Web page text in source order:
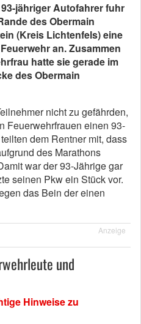
jähriger Autofahrer fuhr
des Obermain
(Kreis Lichtenfels) eine
an. Zusammen
hatte sie gerade im
des Obermain
nicht zu gefährden,
Feuerwehrfrauen einen 93-
dem Rentner mit, dass
des Marathons
war der 93-Jährige gar
seinen Pkw ein Stück vor.
das Bein der einen
Anzeige
und
Hinweise zu